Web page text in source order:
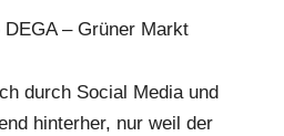
– Grüner Markt
durch Social Media und
hinterher, nur weil der